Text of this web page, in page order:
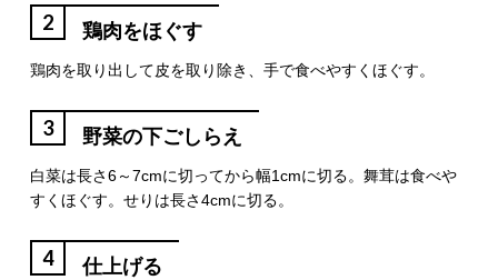
2 鶏肉をほぐす
鶏肉を取り出して皮を取り除き、手で食べやすくほぐす。
3 野菜の下ごしらえ
白菜は長さ6～7cmに切ってから幅1cmに切る。舞茸は食べや
すくほぐす。せりは長さ4cmに切る。
4 仕上げる